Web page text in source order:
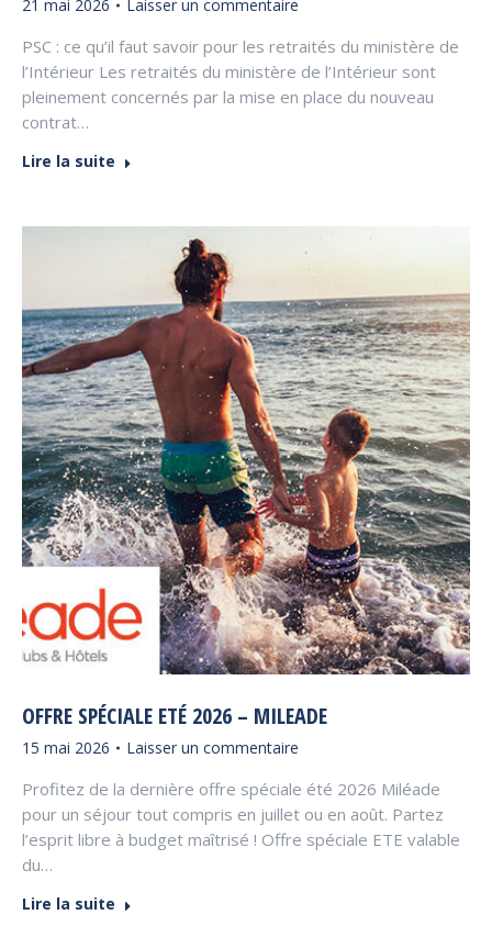
21 mai 2026 Laisser un commentaire
PSC : ce qu’il faut savoir pour les retraités du ministère de
l’Intérieur Les retraités du ministère de l’Intérieur sont
pleinement concernés par la mise en place du nouveau
contrat…
Lire la suite
OFFRE SPÉCIALE ETÉ 2026 – MILEADE
15 mai 2026 Laisser un commentaire
Profitez de la dernière offre spéciale été 2026 Miléade
pour un séjour tout compris en juillet ou en août. Partez
l’esprit libre à budget maîtrisé ! Offre spéciale ETE valable
du…
Lire la suite